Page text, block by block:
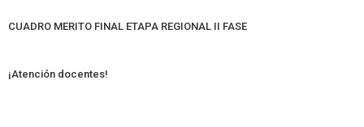
CUADRO MERITO FINAL ETAPA REGIONAL II FASE
¡Atención docentes!